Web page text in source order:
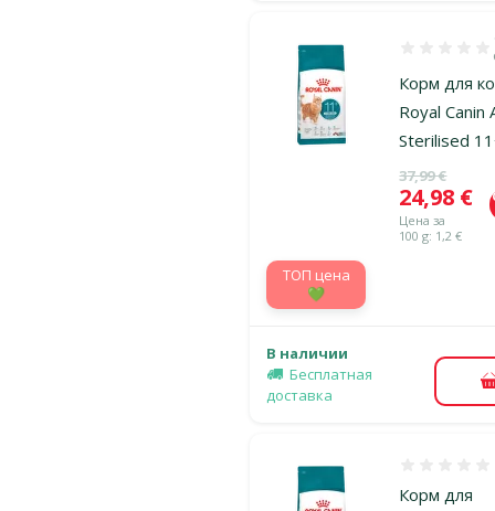
Корм для
Royal Canin
Sterilised
Оценка
Исходная
37,99 €
Цена
24,98 €
Цена за
100 g: 1,2 €
TOП цена
💚
В наличии
Бесплатная
доставка
Корм для